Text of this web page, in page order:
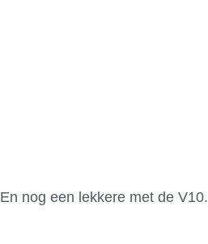
En nog een lekkere met de V10.